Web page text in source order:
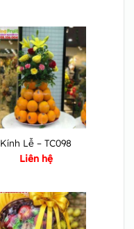
Kính Lễ – TC098
Liên hệ